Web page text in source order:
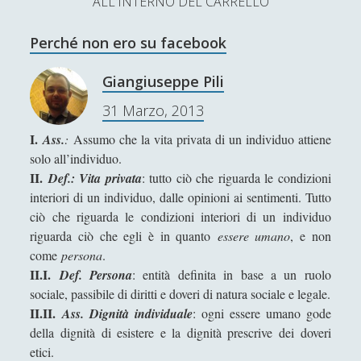
Contatti & Collabora!
La nostra storia
t
w
i
t
t
r
a
c
e
b
o
k
y
o
u
u
b
e
CERCA
S
e
r
c
h
SUPPORT US
Se apprezzi il nostro lavoro, puoi effettuare una
donazione tramite PayPal!
Contenuti
► Antologia(4)
Perché non ero su facebook
Giangiuseppe Pili
31 Marzo, 2013
I.Ass.: Assumo che la vita privata di un individuo attiene
solo all’individuo.
II.Def.: Vita privata: tutto ciò che riguarda le condizioni
interiori di un individuo, dalle opinioni ai sentimenti. Tutto
ciò che riguarda le condizioni interiori di un individuo
riguarda ciò che egli è in quanto essere umano, e non
comepersona.
II.I.Def. Persona: entità definita in base a un ruolo
sociale, passibile di diritti e doveri di natura sociale e legale.
II.II.Ass. Dignità individuale: ogni essere umano gode
della dignità di esistere e la dignità prescrive dei doveri
etici.